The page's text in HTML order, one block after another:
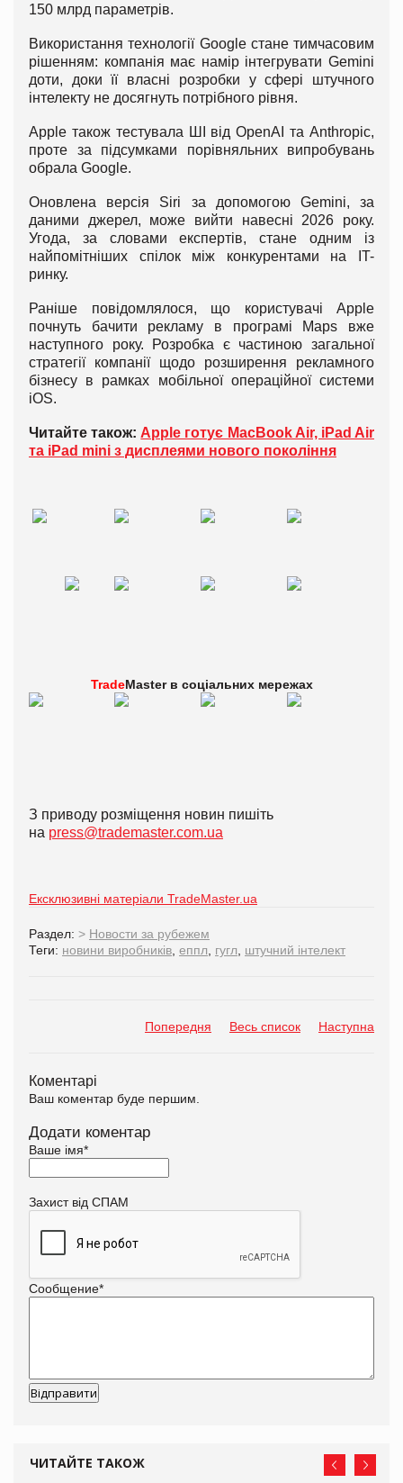
150 млрд параметрів.
Використання технології Google стане тимчасовим
рішенням: компанія має намір інтегрувати Gemini
доти, доки її власні розробки у сфері штучного
інтелекту не досягнуть потрібного рівня.
Apple також тестувала ШІ від OpenAI та Anthropic,
проте за підсумками порівняльних випробувань
обрала Google.
Оновлена версія Siri за допомогою Gemini, за
даними джерел, може вийти навесні 2026 року.
Угода, за словами експертів, стане одним із
найпомітніших спілок між конкурентами на IT-
ринку.
Раніше повідомлялося, що користувачі Apple
почнуть бачити рекламу в програмі Maps вже
наступного року. Розробка є частиною загальної
стратегії компанії щодо розширення рекламного
бізнесу в рамках мобільної операційної системи
iOS.
Читайте також: Apple готує MacBook Air, iPad Air
та iPad mini з дисплеями нового покоління
TradeMaster в соціальних мережах
З приводу розміщення новин пишіть
на press@trademaster.com.ua
Ексклюзивні матеріали TradeMaster.ua
Раздел: > Новости за рубежем
Теги: новини виробників еппл гугл штучний інтелект
Попередня Весь список Наступна
Коментарі
Ваш коментар буде першим.
Додати коментар
Ваше імя*
Захист від СПАМ
Сообщение*
ЧИТАЙТЕ ТАКОЖ